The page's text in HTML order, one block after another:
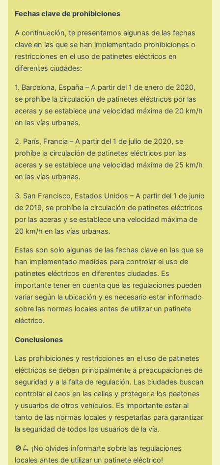
Fechas clave de prohibiciones
A continuación, te presentamos algunas de las fechas
clave en las que se han implementado prohibiciones o
restricciones en el uso de patinetes eléctricos en
diferentes ciudades:
1. Barcelona, España – A partir del 1 de enero de 2020,
se prohíbe la circulación de patinetes eléctricos por las
aceras y se establece una velocidad máxima de 20 km/h
en las vías urbanas.
2. París, Francia – A partir del 1 de julio de 2020, se
prohíbe la circulación de patinetes eléctricos por las
aceras y se establece una velocidad máxima de 25 km/h
en las vías urbanas.
3. San Francisco, Estados Unidos – A partir del 1 de junio
de 2019, se prohíbe la circulación de patinetes eléctricos
por las aceras y se establece una velocidad máxima de
20 km/h en las vías urbanas.
Estas son solo algunas de las fechas clave en las que se
han implementado medidas para controlar el uso de
patinetes eléctricos en diferentes ciudades. Es
importante tener en cuenta que las regulaciones pueden
variar según la ubicación y es necesario estar informado
sobre las normas locales antes de utilizar un patinete
eléctrico.
Conclusiones
Las prohibiciones y restricciones en el uso de patinetes
eléctricos se deben principalmente a preocupaciones de
seguridad y a la falta de regulación. Las ciudades buscan
controlar el caos en las calles y proteger a los peatones
y usuarios de otros vehículos. Es importante estar al
tanto de las normas locales y respetarlas para garantizar
la seguridad de todos los usuarios de la vía.
🚫🛴 ¡No olvides informarte sobre las regulaciones
locales antes de utilizar un patinete eléctrico!